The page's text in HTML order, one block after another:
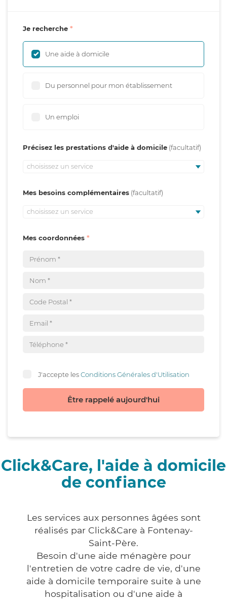
Je recherche
Une aide à domicile
Du personnel pour mon établissement
Un emploi
Précisez les prestations d'aide à domicile
choisissez un service
Mes besoins complémentaires
choisissez un service
Mes coordonnées
J'accepte lesConditions Générales d'Utilisation
Être rappelé aujourd'hui
Click&Care, l'aide à domicile
de confiance
Les services aux personnes âgées sont
réalisés par Click&Care à Fontenay-
Saint-Père.
Besoin d'une aide ménagère pour
l'entretien de votre cadre de vie, d'une
aide à domicile temporaire suite à une
hospitalisation ou d'une aide à